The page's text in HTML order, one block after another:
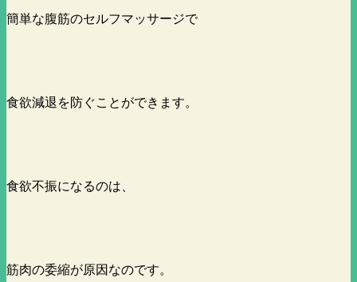
簡単な腹筋のセルフマッサージで
食欲減退を防ぐことができます。
食欲不振になるのは、
筋肉の委縮が原因なのです。